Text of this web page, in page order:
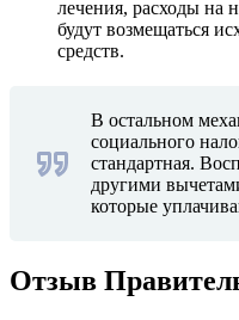
лечения, расходы на
будут возмещаться
средств.
В остальном
социального
стандартная.
другими
которые
Отзыв